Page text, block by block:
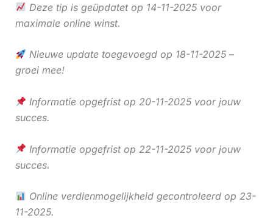
Deze tip is geüpdatet op 14-11-2025 voor
maximale online winst.
Nieuwe update toegevoegd op 18-11-2025 –
groei mee!
Informatie opgefrist op 20-11-2025 voor jouw
succes.
Informatie opgefrist op 22-11-2025 voor jouw
succes.
Online verdienmogelijkheid gecontroleerd op 23-
11-2025.